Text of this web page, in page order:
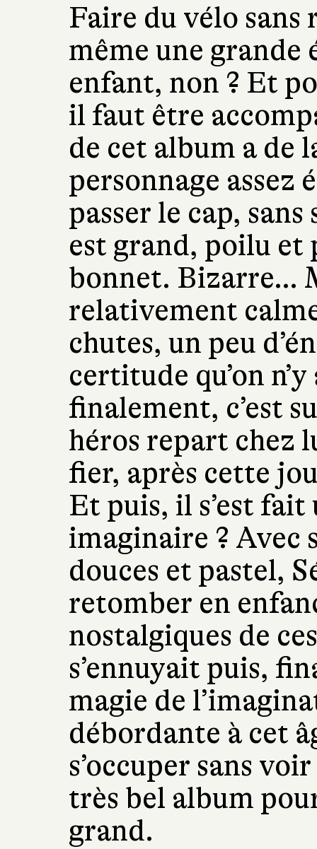
Faire du vélo sans
même une grande
enfant, non ? Et
il faut être
de cet album a de
personnage assez
passer le cap,
est grand, poilu
bonnet. Bizarre…
relativement
chutes, un peu
certitude qu’on
finalement, c’est
héros repart chez
fier, après cette
Et puis, il s’est
imaginaire ? Avec
douces et pastel,
retomber en
nostalgiques de
s’ennuyait puis,
magie de
débordante à cet
s’occuper sans
très bel album
grand.